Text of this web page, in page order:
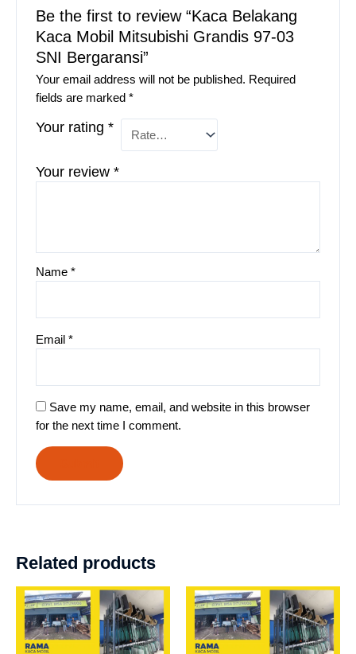
Be the first to review “Kaca Belakang
Kaca Mobil Mitsubishi Grandis 97-03
SNI Bergaransi”
Your email address will not be published. Required
fields are marked*
Your rating*
Your review*
Name*
Email*
Save my name, email, and website in this browser
for the next time I comment.
Related products